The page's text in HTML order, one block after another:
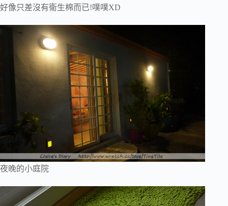
好像只差沒有衛生棉而已!噗噗XD
夜晚的小庭院